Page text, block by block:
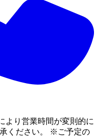
より営業時間が変則的に
ください。 ※ご予定の